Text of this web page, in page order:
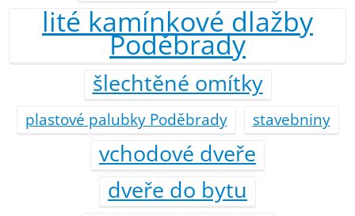
lité kamínkové dlažby
Poděbrady
šlechtěné omítky
plastové palubky Poděbrady stavebniny
vchodové dveře
dveře do bytu